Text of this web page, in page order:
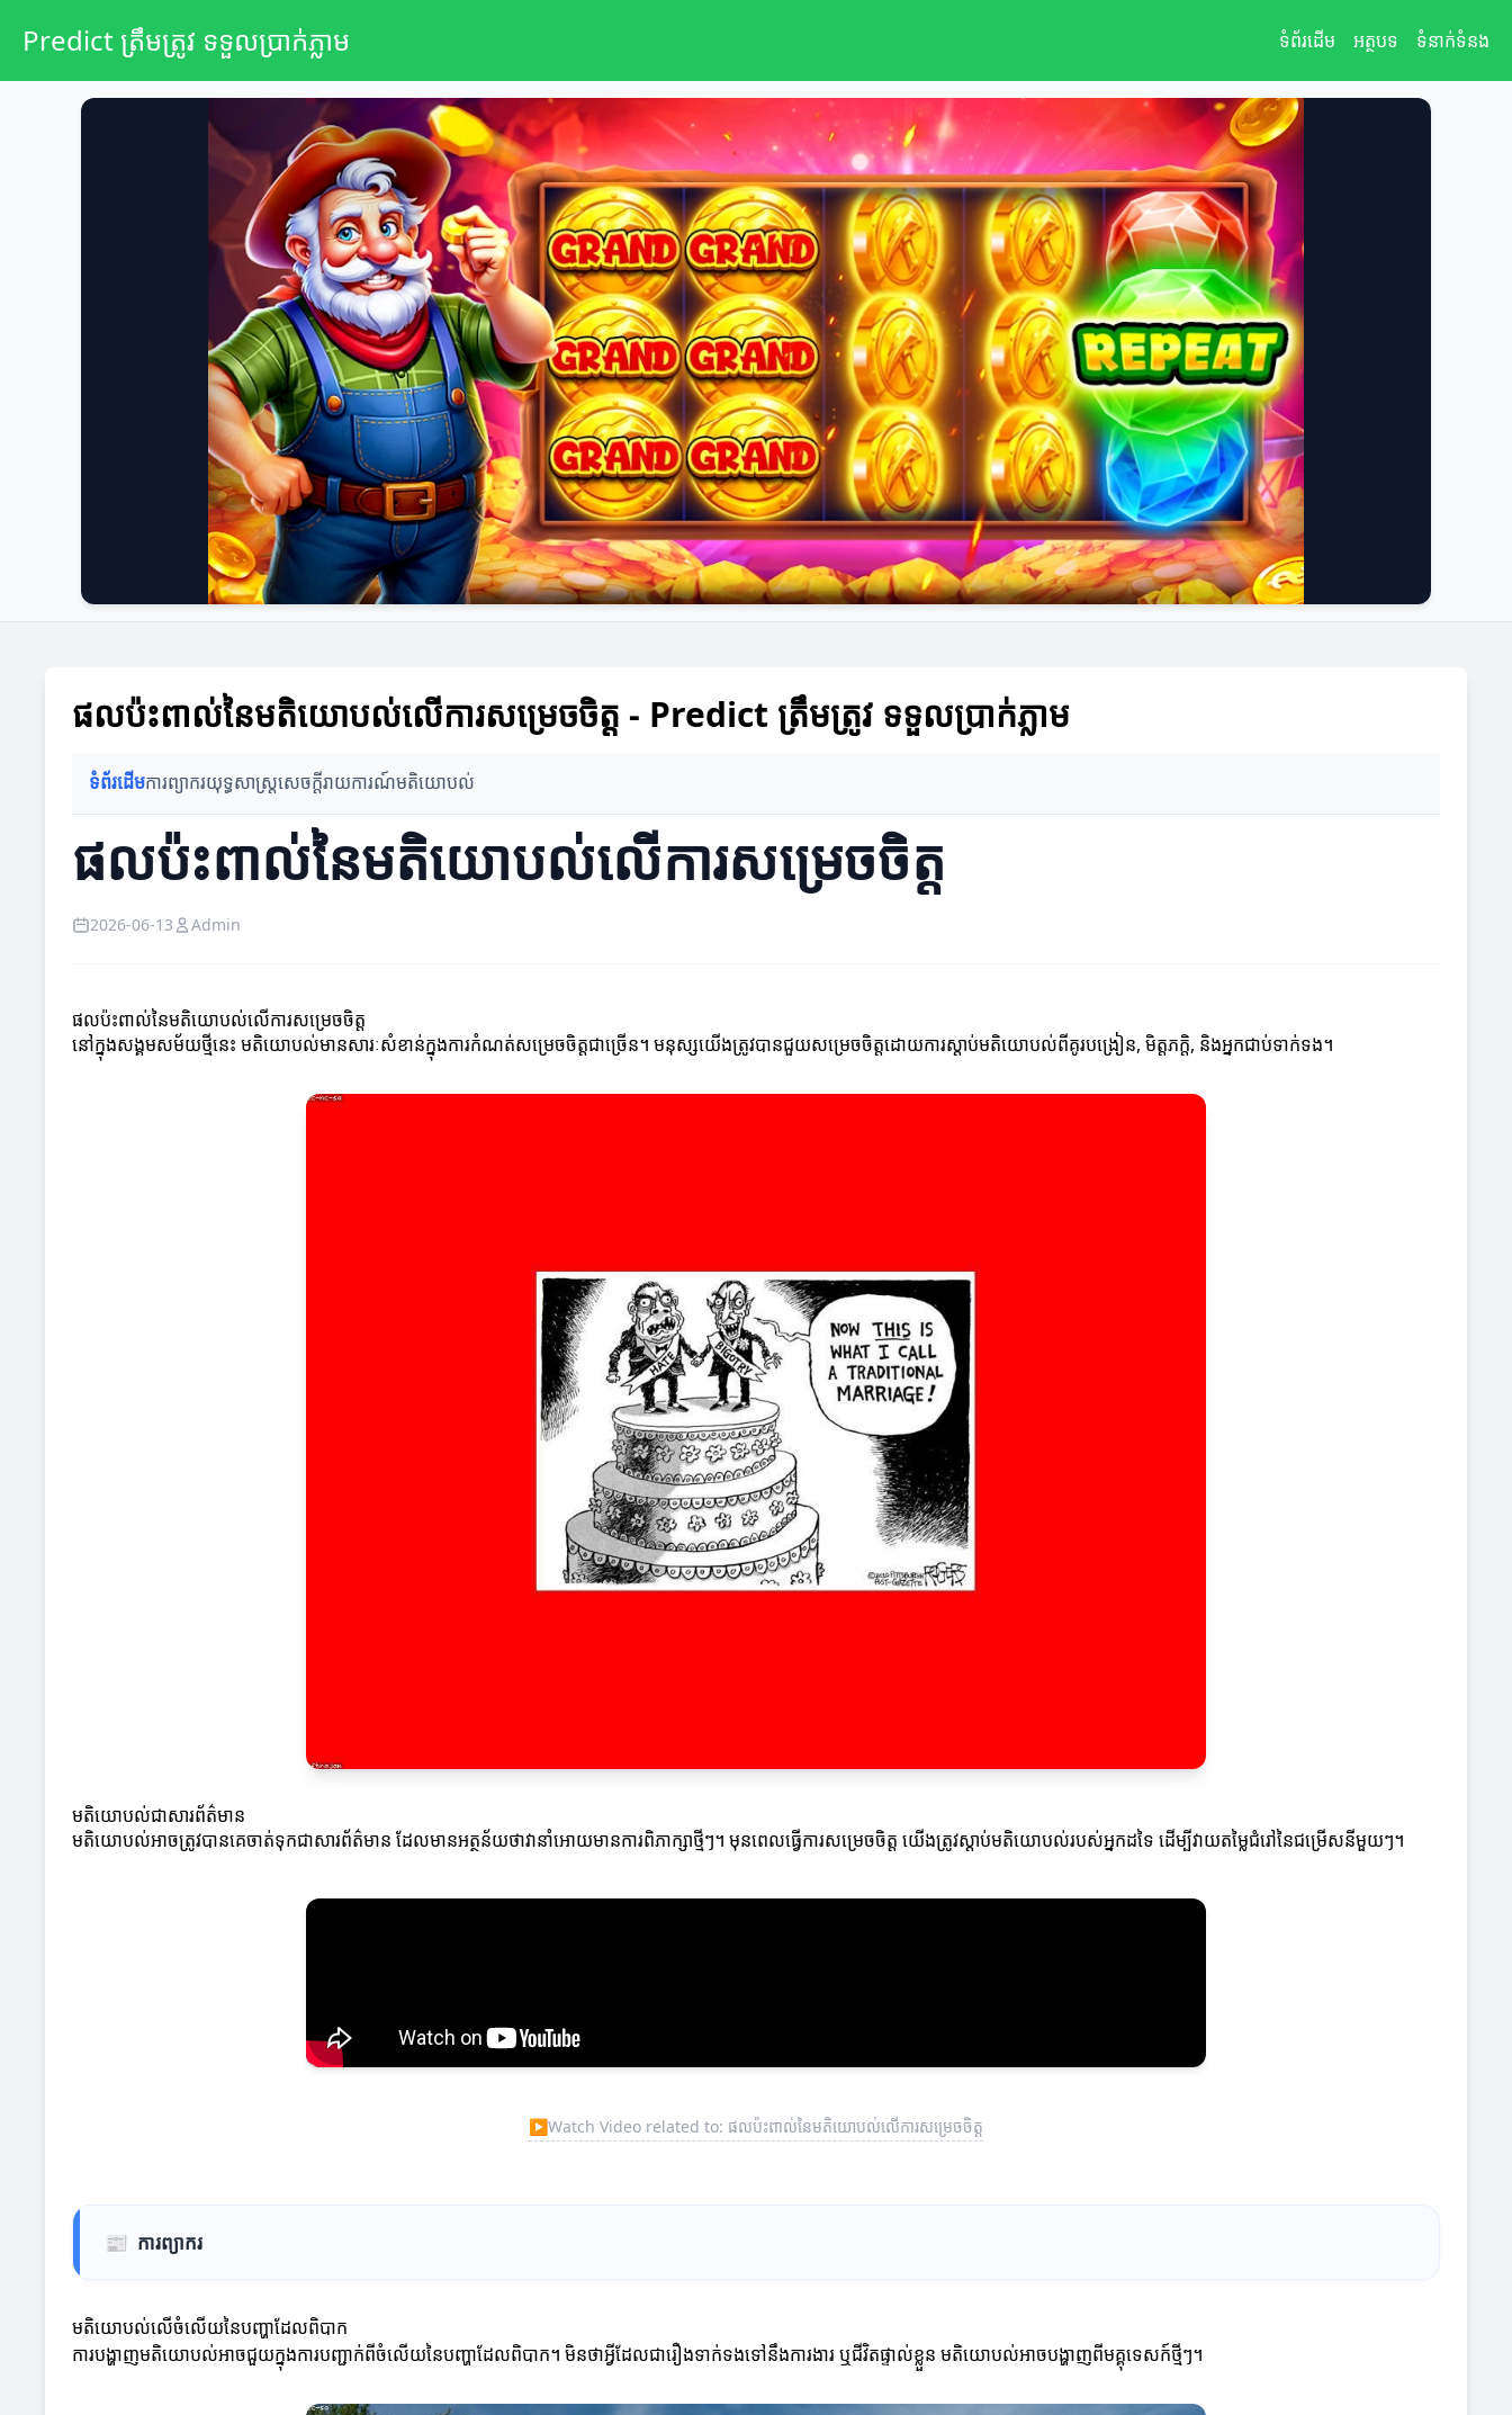
Predict ត្រឹមត្រូវ ទទួលប្រាក់ភ្លាម ទំព័រដើម អត្ថបទ ទំនាក់ទំនង
ផលប៉ះពាល់នៃមតិយោបល់លើការសម្រេចចិត្ត - Predict ត្រឹមត្រូវ ទទួលប្រាក់ភ្លាម
ទំព័រដើមការព្យាករយុទ្ធសាស្ត្រសេចក្តីរាយការណ៍មតិយោបល់
ផលប៉ះពាល់នៃមតិយោបល់លើការសម្រេចចិត្ត
2026-06-13 Admin
ផលប៉ះពាល់នៃមតិយោបល់លើការសម្រេចចិត្ត
នៅក្នុងសង្គមសម័យថ្មីនេះ មតិយោបល់មានសារៈសំខាន់ក្នុងការកំណត់សម្រេចចិត្តជាច្រើន។ មនុស្សយើងត្រូវបានជួយសម្រេចចិត្តដោយការស្តាប់មតិយោបល់ពីគូរបង្រៀន, មិត្តភក្តិ, និងអ្នកជាប់ទាក់ទង។
មតិយោបល់ជាសារព័ត៌មាន
មតិយោបល់អាចត្រូវបានគេចាត់ទុកជាសារព័ត៌មាន ដែលមានអត្ថន័យថាវានាំអោយមានការពិភាក្សាថ្មីៗ។ មុនពេលធ្វើការសម្រេចចិត្ត យើងត្រូវស្តាប់មតិយោបល់របស់អ្នកដទៃ ដើម្បីវាយតម្លៃជំរៅនៃជម្រើសនីមួយៗ។
▶Watch Video related to: ផលប៉ះពាល់នៃមតិយោបល់លើការសម្រេចចិត្ត
📰 ការព្យាករ
មតិយោបល់លើចំលើយនៃបញ្ហាដែលពិបាក
ការបង្ហាញមតិយោបល់អាចជួយក្នុងការបញ្ជាក់ពីចំលើយនៃបញ្ហាដែលពិបាក។ មិនថាអ្វីដែលជារឿងទាក់ទងទៅនឹងការងារ ឬជីវិតផ្ទាល់ខ្លួន មតិយោបល់អាចបង្ហាញពីមគ្គុទេសក៍ថ្មីៗ។